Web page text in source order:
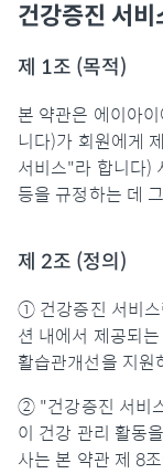
건강증진 서
제 1조 (목적)
본 약관은 에이아
니다)가 회원에게
서비스"라 합니다)
등을 규정하는 데
제 2조 (정의)
① 건강증진 서비스
션 내에서 제공되
활습관개선을 지원
② "건강증진 서비
이 건강 관리 활동
사는 본 약관 제 8